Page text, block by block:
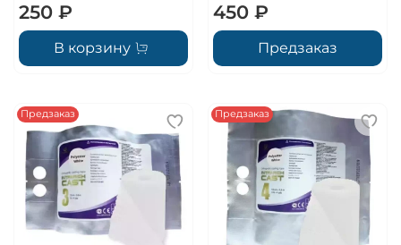
250 ₽
В корзину
450 ₽
Предзаказ
Предзаказ Предзаказ